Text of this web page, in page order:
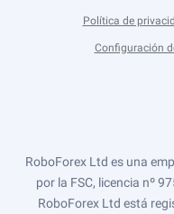
Política de
Configuración
RoboForex Ltd es una
por la FSC, licencia nº
RoboForex Ltd está